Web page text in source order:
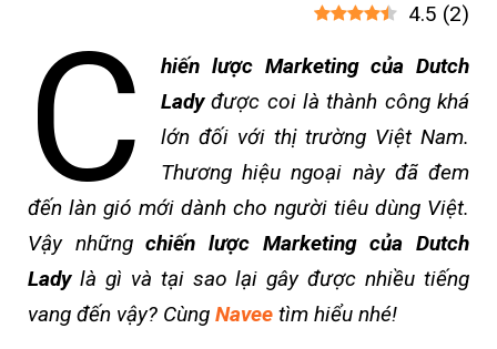
4.5 (2)
C
hiến lược Marketing của Dutch
Ladyđược coi là thành công khá
lớn đối với thị trường Việt Nam.
Thương hiệu ngoại này đã đem
đến làn gió mới dành cho người tiêu dùng Việt.
Vậy nhữngchiến lược Marketing của Dutch
Ladylà gì và tại sao lại gây được nhiều tiếng
vang đến vậy? Cùng Navee tìm hiểu nhé!